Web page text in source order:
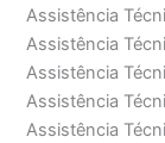
Assistência
Assistência
Assistência
Assistência
Assistência